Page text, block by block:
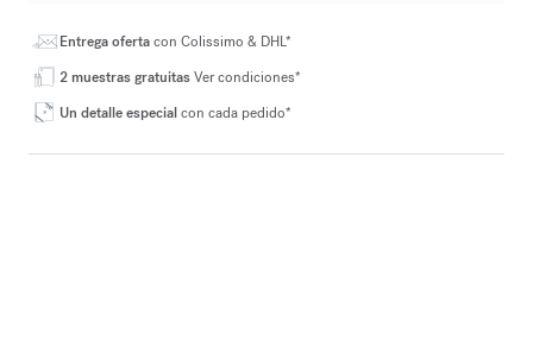
Entrega ofertacon Colissimo & DHL*
2 muestras gratuitasVer condiciones*
Un detalle especialcon cada pedido*